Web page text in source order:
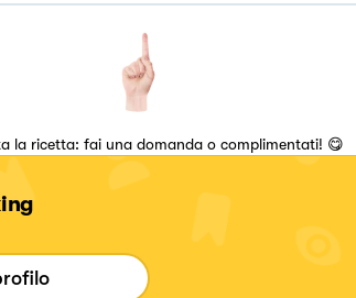
la ricetta: fai una domanda o complimentati! 😋